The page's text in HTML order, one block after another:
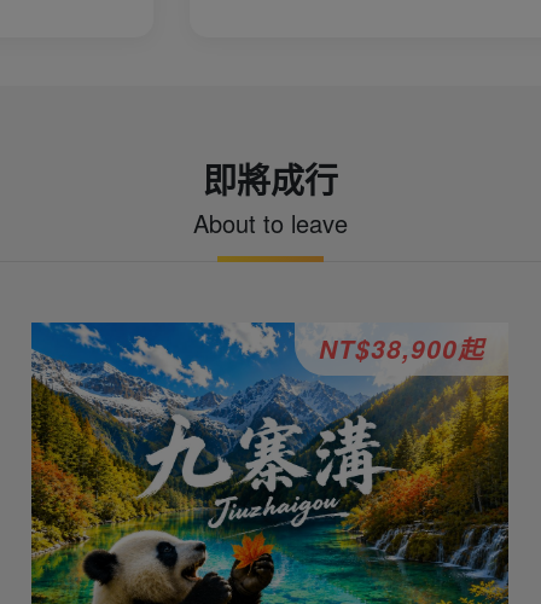
即將成行
About to leave
NT$38,900起